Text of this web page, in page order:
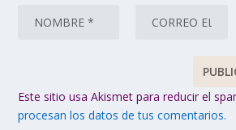
Este sitio usa Akismet para reducir el
procesan los datos de tus comentarios.